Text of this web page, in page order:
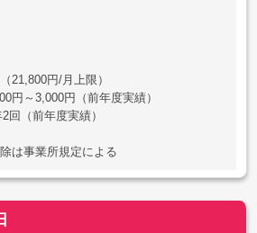
21,800円/月上限）
円～3,000円（前年度実績）
回（前年度実績）
は事業所規定による